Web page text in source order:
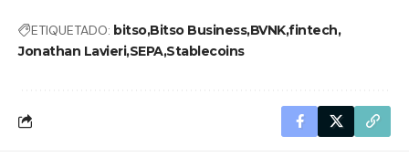
ETIQUETADO: bitsoBitso BusinessBVNKfintech
Jonathan LavieriSEPAStablecoins